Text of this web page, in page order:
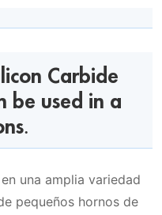
Carbide
be used in a
una amplia variedad
pequeños hornos de